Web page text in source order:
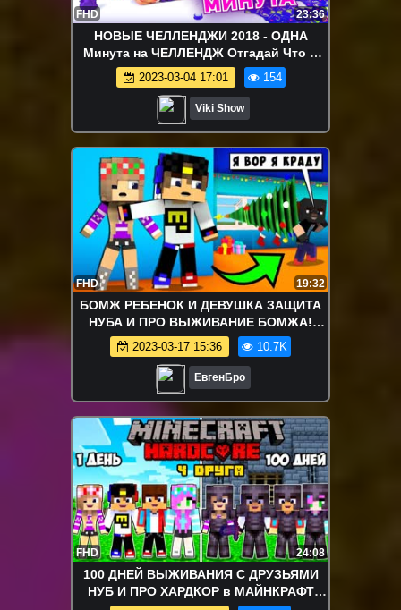
FHD 23:36
НОВЫЕ ЧЕЛЛЕНДЖИ 2018 - ОДНА
Минута на ЧЕЛЛЕНДЖ Отгадай Что Я
Слепил Мы Лепим Вы Угадываете
Challenge / Вики Шоу
2023-03-04 17:01 154
Viki Show
FHD 19:32
БОМЖ РЕБЕНОК И ДЕВУШКА ЗАЩИТА
НУБА И ПРО ВЫЖИВАНИЕ БОМЖА!
МАЙНКРАФТ В РЕАЛЬНОЙ ЖИЗНИ
ВИДЕО ТРОЛЛИНГ
2023-03-17 15:36 10.7K
ЕвгенБро
FHD 24:08
100 ДНЕЙ ВЫЖИВАНИЯ С ДРУЗЬЯМИ
НУБ И ПРО ХАРДКОР в МАЙНКРАФТ